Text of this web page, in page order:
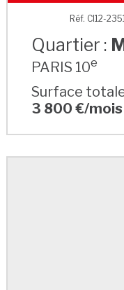
Réf. CI12-
Quartier :
PARIS 10e
Surface
3 800 €/mois